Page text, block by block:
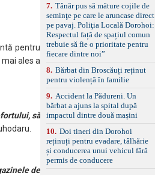
pentru
ales a
să
de
7. Tânăr pus să măture cojile de
seminţe pe care le aruncase direct
pe pavaj. Poliţia Locală Dorohoi:
Respectul față de spațiul comun
trebuie să fie o prioritate pentru
fiecare dintre noi”
8. Bărbat din Broscăuți reținut
pentru violență în familie
9. Accident la Pădureni. Un
bărbat a ajuns la spital după
impactul dintre două mașini
10. Doi tineri din Dorohoi
reținuți pentru evadare, tâlhărie
și conducerea unui vehicul fără
permis de conducere